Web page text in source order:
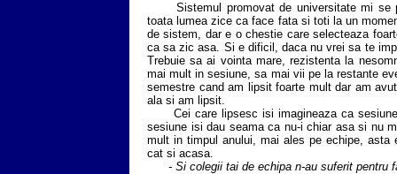
Sistemul promovat de universitate mi se
toata lumea zice ca face fata si toti la un
de sistem, dar e o chestie care selecteaza
ca sa zic asa. Si e dificil, daca nu vrei sa te
Trebuie sa ai vointa mare, rezistenta la
mai mult in sesiune, sa mai vii pe la restante
semestre cand am lipsit foarte mult dar am
ala si am lipsit.
Cei care lipsesc isi imagineaza ca
sesiune isi dau seama ca nu-i chiar asa si nu
mult in timpul anului, mai ales pe echipe,
cat si acasa.
- Si colegii tai de echipa n-au suferit pentru